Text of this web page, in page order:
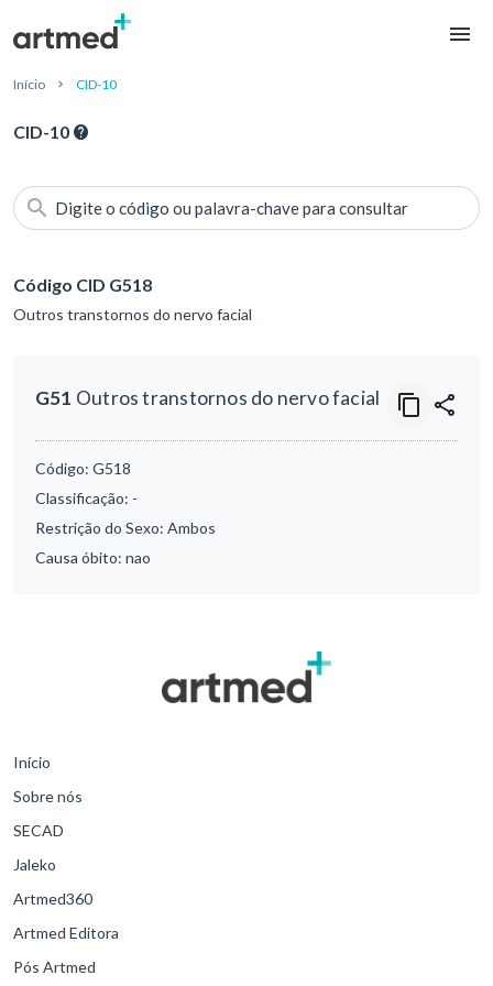
Início CID-10
CID-10
Digite o código ou palavra-chave para consultar
Código CID G518
Outros transtornos do nervo facial
G51 Outros transtornos do nervo facial
Código: G518
Classificação: -
Restrição do Sexo: Ambos
Causa óbito: nao
Início
Sobre nós
SECAD
Jaleko
Artmed360
Artmed Editora
Pós Artmed